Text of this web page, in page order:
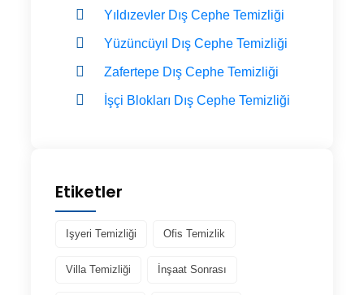
Yıldızevler Dış Cephe Temizliği
Yüzüncüyıl Dış Cephe Temizliği
Zafertepe Dış Cephe Temizliği
İşçi Blokları Dış Cephe Temizliği
Etiketler
Işyeri Temizliği Ofis Temizlik
Villa Temizliği İnşaat Sonrası